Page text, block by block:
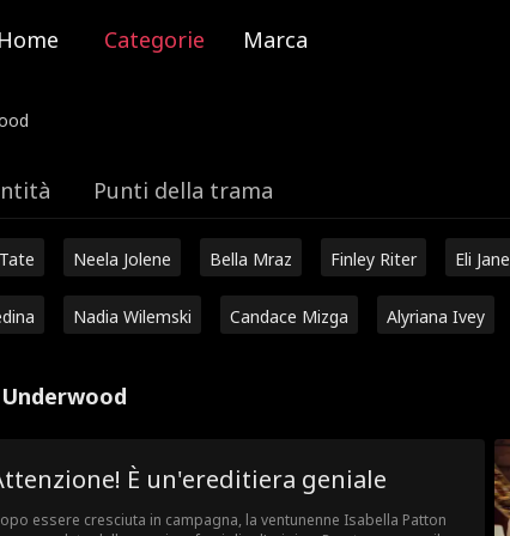
Home Categorie Marca
Punti della trama
Neela Jolene Bella Mraz Finley Riter Eli Jane
Nadia Wilemski Candace Mizga Alyriana Ivey
È un'ereditiera geniale
essere cresciuta in campagna, la ventunenne Isabella Patton